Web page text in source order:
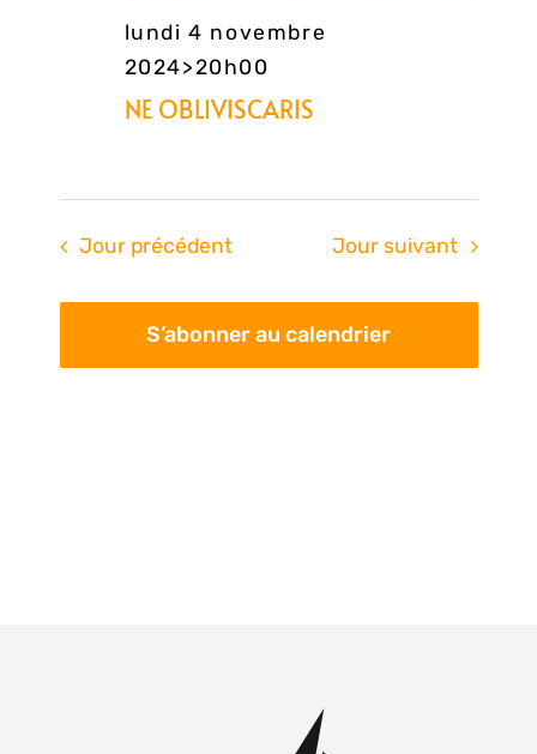
lundi 4 novembre
2024>20h00
NE OBLIVISCARIS
Jour précédent Jour suivant
S’abonner au calendrier